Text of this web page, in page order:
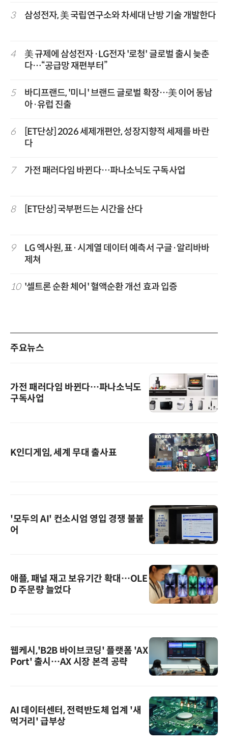
3 삼성전자, 美 국립연구소와 차세대 난방 기술 개발한다
4
美 규제에 삼성전자·LG전자 '로청' 글로벌 출시 늦춘
다…“공급망 재편부터”
5
바디프랜드, '미니' 브랜드 글로벌 확장…美 이어 동남
아·유럽 진출
6
[ET단상] 2026 세제개편안, 성장지향적 세제를 바란
다
7 가전 패러다임 바뀐다…파나소닉도 구독사업
8 [ET단상] 국부펀드는 시간을 산다
9
LG 엑사원, 표·시계열 데이터 예측서 구글·알리바바
제쳐
10 '셀트론 순환 체어' 혈액순환 개선 효과 입증
주요뉴스
가전 패러다임 바뀐다…파나소닉도
구독사업
K인디게임, 세계 무대 출사표
'모두의 AI' 컨소시엄 영입 경쟁 불붙
어
애플, 패널 재고 보유기간 확대…OLE
D 주문량 늘었다
웹케시,'B2B 바이브코딩' 플랫폼 'AX
Port' 출시…AX 시장 본격 공략
AI 데이터센터, 전력반도체 업계 '새
먹거리' 급부상